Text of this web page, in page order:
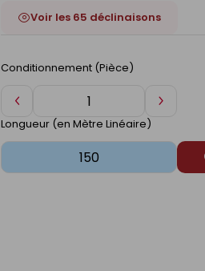
Voir les 65 déclinaisons
Conditionnement (Pièce)
Diminuer
de
1
Longueur (en Mètre Linéaire)